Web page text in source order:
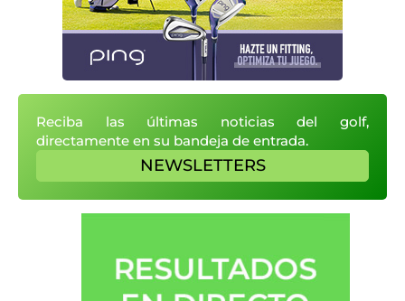
Reciba las últimas noticias del golf,
directamente en su bandeja de entrada.
NEWSLETTERS